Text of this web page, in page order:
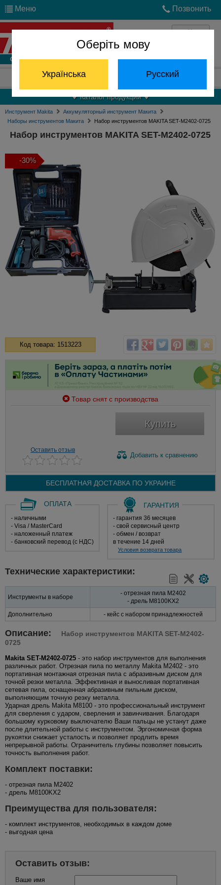
Оберіть мову
Українська Русский
Меню Позвонить
Войти
Отдел запчастей: (068) 824-24-24
Каталог продукции
Инструмент Makita
Аккумуляторный инструмент Макита
Наборы инструментов Макита
Набор инструментов MAKITA SET-M2402-0725
Набор инструментов MAKITA SET-M2402-0725
-30%
Код товара: 1513223
Товар снят с производства
Купить
Оставить отзыв
Добавить к сравнению
БЕСПЛАТНАЯ ДОСТАВКА ПО УКРАИНЕ
ОПЛАТА
- наличными
- Visa / MasterCard
- наложенный платеж
- банковский перевод (с НДС)
ГАРАНТИЯ
- гарантия 36 месяцев
- свой сервисный центр
- обмен / возврат
в течение 14 дней
Условия возврата товара
Технические характеристики:
Инструменты в наборе
- отрезная пила M2402
- дрель M8100KX2
Дополнительно
- кейс с набором принадлежностей
Описание:
Набор инструментов MAKITA SET-M2402-
0725
Makita SET-M2402-0725 - это набор инструментов для выполнения
различных работ. Отрезная пила по металлу Makita M2402 - это
портативная монтажная отрезная пила с абразивным диском для
точной резки металла. Эффективная и выносливая портативная
сетевая пила, оснащенная абразивным пильным диском,
выполняющим точную резку металла.
Ударная дрель Makita M8100 - это профессиональный инструмент
для сверления с ударом, сверления и завинчивания. Благодаря
большому курковому выключателю Ваши пальцы не устанут даже
после длительной работы с инструментом. Эргономичная форма
рукоятки снижает усталость и позволяет продлить время
непрерывной работы. Ограничитель глубины позволяет повысить
точность выполнения работ.
Комплект поставки:
- отрезная пила M2402
- дрель M8100KX2
Преимущества для пользователя:
- комплект инструментов, необходимых в каждом доме
- выгодная цена
Оставить отзыв:
Ваше имя